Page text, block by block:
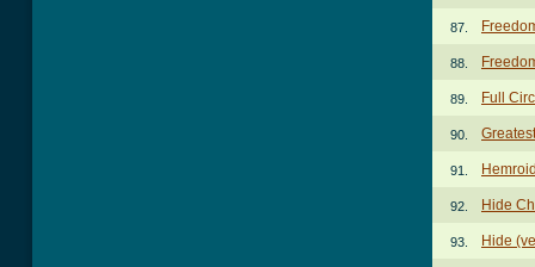
87.
88.
89. Full
90.
91.
92. Hide
93. Hide